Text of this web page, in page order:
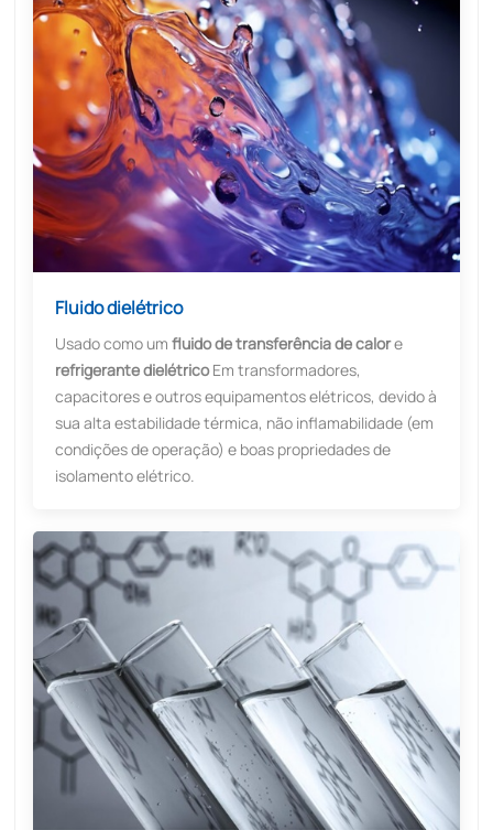
Fluido dielétrico
Usado como umfluido de transferência de calore
refrigerante dielétricoEm transformadores,
capacitores e outros equipamentos elétricos, devido à
sua alta estabilidade térmica, não inflamabilidade (em
condições de operação) e boas propriedades de
isolamento elétrico.